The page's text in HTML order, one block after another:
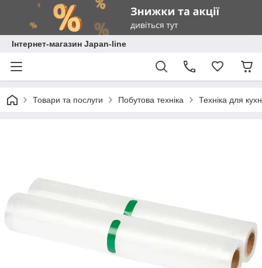
Інтернет-магазин Japan-line
Товари та послуги Побутова техніка Техніка для